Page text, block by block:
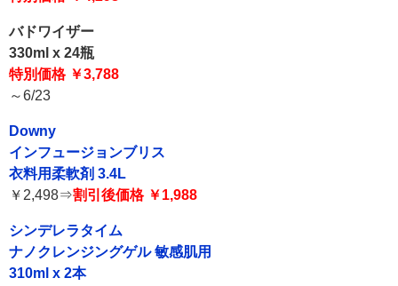
バドワイザー
330ml x 24瓶
特別価格 ￥3,788
～6/23
Downy
インフュージョンブリス
衣料用柔軟剤 3.4L
￥2,498⇒割引後価格 ￥1,988
シンデレラタイム
ナノクレンジングゲル 敏感肌用
310ml x 2本